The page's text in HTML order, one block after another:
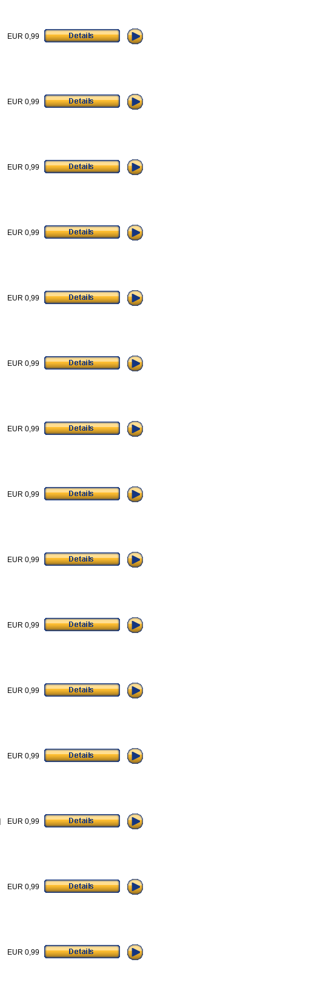
EUR 0,99
EUR 0,99
EUR 0,99
EUR 0,99
EUR 0,99
EUR 0,99
EUR 0,99
EUR 0,99
EUR 0,99
EUR 0,99
EUR 0,99
EUR 0,99
EUR 0,99
EUR 0,99
EUR 0,99